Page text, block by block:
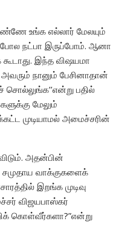
உங்க எல்லார் மேலயும்
போல நட்பா இருப்போம். ஆனா
இந்த விஷயமா
நானும் பேசினாதான்
சொல்லுங்க’’என்று பதில்
மேலும்
முடியாமல் அமைச்சரின்
அதன்பின்
சமுதாய வாக்குகளைக்
இறங்க முடிவு
விஜயபாஸ்கர்
கொள்வீர்களா?”என்று